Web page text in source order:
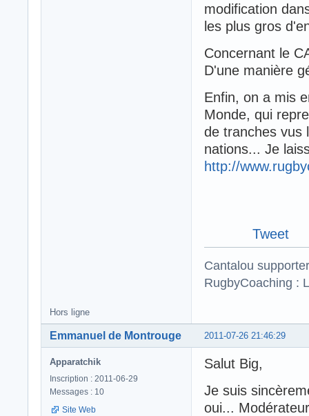
modification
les plus gros
Concernant le
D'une manière
Enfin, on a mis
Monde, qui
de tranches vus
nations... Je
http://
Tweet
Cantalou
RugbyCoaching :
Hors ligne
2011-07-26 21:46:29
Emmanuel de Montrouge
Apparatchik
Inscription : 2011-06-29
Messages : 10
Site Web
Salut Big,
Je suis
oui...